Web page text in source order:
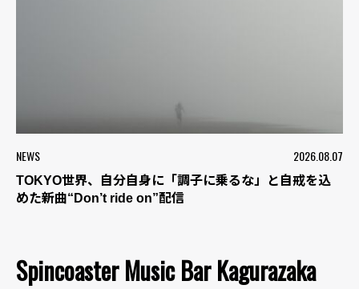
NEWS 2026.08.07
TOKYO世界、自分自身に「調子に乗るな」と自戒を込
めた新曲“Don’t ride on”配信
Spincoaster Music Bar Kagurazaka